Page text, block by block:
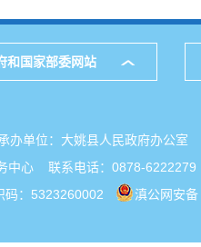
和国家部委网站
办单位：大姚县人民政府办公
中心 联系电话：0878-6222279
码：5323260002 滇公网安